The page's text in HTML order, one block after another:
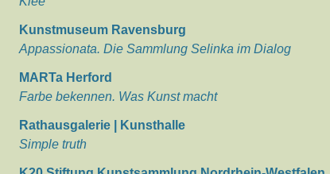
Kunstmuseum Ravensburg
Appassionata. Die Sammlung Selinka im Dialog
MARTa Herford
Farbe bekennen. Was Kunst macht
Rathausgalerie | Kunsthalle
Simple truth